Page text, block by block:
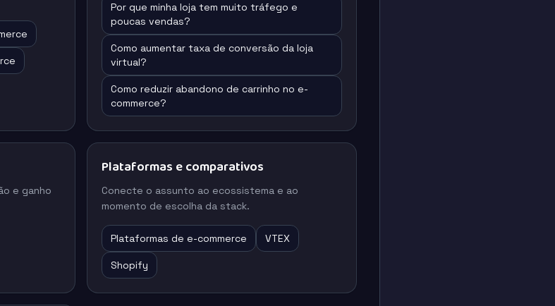
Por que minha loja tem muito tráfego e
poucas vendas?
Como aumentar taxa de conversão da loja
virtual?
Como reduzir abandono de carrinho no e-
commerce?
e ganho
Plataformas e comparativos
Conecte o assunto ao ecossistema e ao
momento de escolha da stack.
Plataformas de e-commerce VTEX
Shopify